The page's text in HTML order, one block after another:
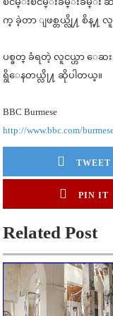
က္ ခဲ့တာ ျဖစ္တယ္လို႔ စိန္႔ လူ
ပစ္ခတ္ ခံရတဲ့ လူငယ္ဟာ ေဆ
ရွိေနတယ္လို႔ ဆိုပါတယ္။
BBC Burmese
http://www.bbc.com/
TWEET
PIN IT
Related Post